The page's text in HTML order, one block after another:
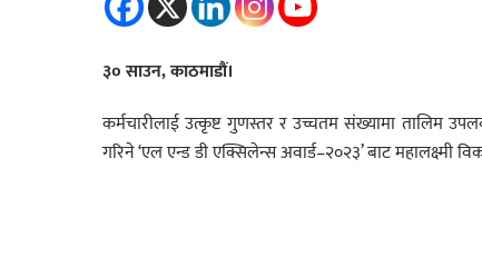
३० साउन, काठमाडौं।
कर्मचारीलाई उत्कृष्ट गुणस्तर र उच्चतम संख्यामा तालिम
गरिने ‘एल एन्ड डी एक्सिलेन्स अवार्ड–२०२३’ बाट